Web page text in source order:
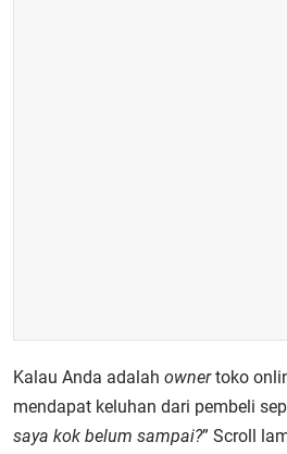
Kalau Anda adalah ownertoko
mendapat keluhan dari pembeli
saya kok belum sampai?” Scroll